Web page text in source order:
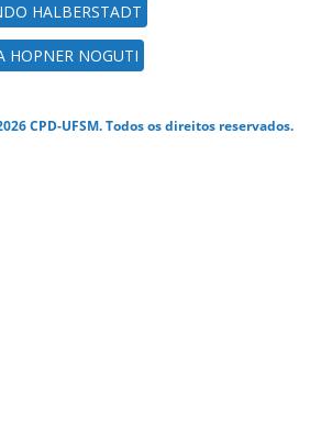
HALBERSTADT
HOPNER NOGUTI
CPD-UFSM. Todos os direitos reservados.